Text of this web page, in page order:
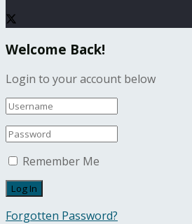
Welcome Back!
Login to your account below
Remember Me
Forgotten Password?